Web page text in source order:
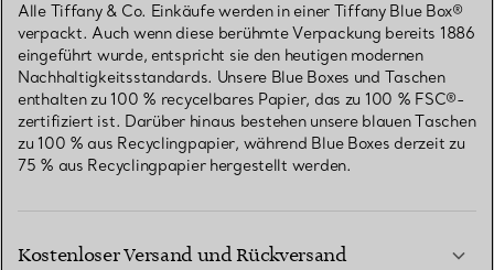
Alle Tiffany & Co. Einkäufe werden in einer Tiffany Blue Box®
verpackt. Auch wenn diese berühmte Verpackung bereits 1886
eingeführt wurde, entspricht sie den heutigen modernen
Nachhaltigkeitsstandards. Unsere Blue Boxes und Taschen
enthalten zu 100 % recycelbares Papier, das zu 100 % FSC®-
zertifiziert ist. Darüber hinaus bestehen unsere blauen Taschen
zu 100 % aus Recyclingpapier, während Blue Boxes derzeit zu
75 % aus Recyclingpapier hergestellt werden.
Kostenloser Versand und Rückversand